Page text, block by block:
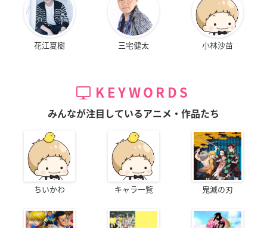
花江夏樹 三宅健太 小林沙苗
KEYWORDS
みんなが注目しているアニメ・作品たち
ちいかわ キャラ一覧 鬼滅の刃